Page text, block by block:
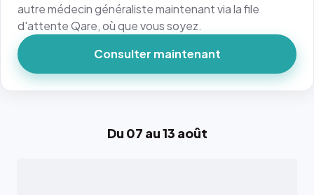
Du 07 au 13 août
autre médecin généraliste maintenant via la file
d'attente Qare, où que vous soyez.
Consulter maintenant